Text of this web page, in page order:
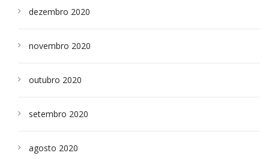
dezembro 2020
novembro 2020
outubro 2020
setembro 2020
agosto 2020